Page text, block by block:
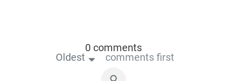
0 comments
Oldest comments first